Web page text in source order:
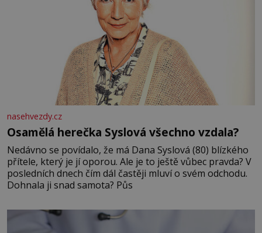
nasehvezdy.cz
Osamělá herečka Syslová všechno vzdala?
Nedávno se povídalo, že má Dana Syslová (80) blízkého
přítele, který je jí oporou. Ale je to ještě vůbec pravda? V
posledních dnech čím dál častěji mluví o svém odchodu.
Dohnala ji snad samota? Půs